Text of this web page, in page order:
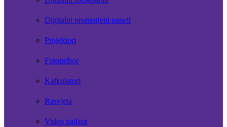
Digitalni promotivni paneli
Projektori
Fotopribor
Kalkulatori
Rasvjeta
Video nadzor